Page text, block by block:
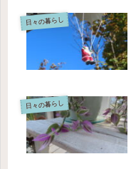
日々の暮らし
日々の暮らし